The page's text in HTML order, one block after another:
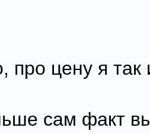
про цену я
сам факт